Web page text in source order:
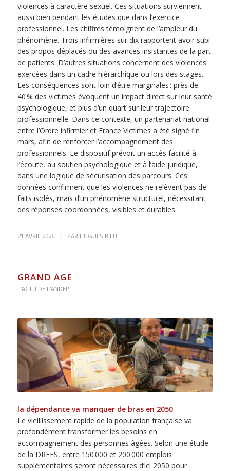
violences à caractère sexuel. Ces situations surviennent
aussi bien pendant les études que dans l’exercice
professionnel. Les chiffres témoignent de l’ampleur du
phénomène. Trois infirmières sur dix rapportent avoir subi
des propos déplacés ou des avances insistantes de la part
de patients. D’autres situations concernent des violences
exercées dans un cadre hiérarchique ou lors des stages.
Les conséquences sont loin d’être marginales : près de
40 % des victimes évoquent un impact direct sur leur santé
psychologique, et plus d’un quart sur leur trajectoire
professionnelle. Dans ce contexte, un partenariat national
entre l’Ordre infirmier et France Victimes a été signé fin
mars, afin de renforcer l’accompagnement des
professionnels. Le dispositif prévoit un accès facilité à
l’écoute, au soutien psychologique et à l’aide juridique,
dans une logique de sécurisation des parcours. Ces
données confirment que les violences ne relèvent pas de
faits isolés, mais d’un phénomène structurel, nécessitant
des réponses coordonnées, visibles et durables.
21 AVRIL 2026 / PAR HUGUES RIEU
GRAND AGE
L'ACTU DE L'ANDEP
la dépendance va manquer de bras en 2050
Le vieillissement rapide de la population française va
profondément transformer les besoins en
accompagnement des personnes âgées. Selon une étude
de la DREES, entre 150 000 et 200 000 emplois
supplémentaires seront nécessaires d’ici 2050 pour